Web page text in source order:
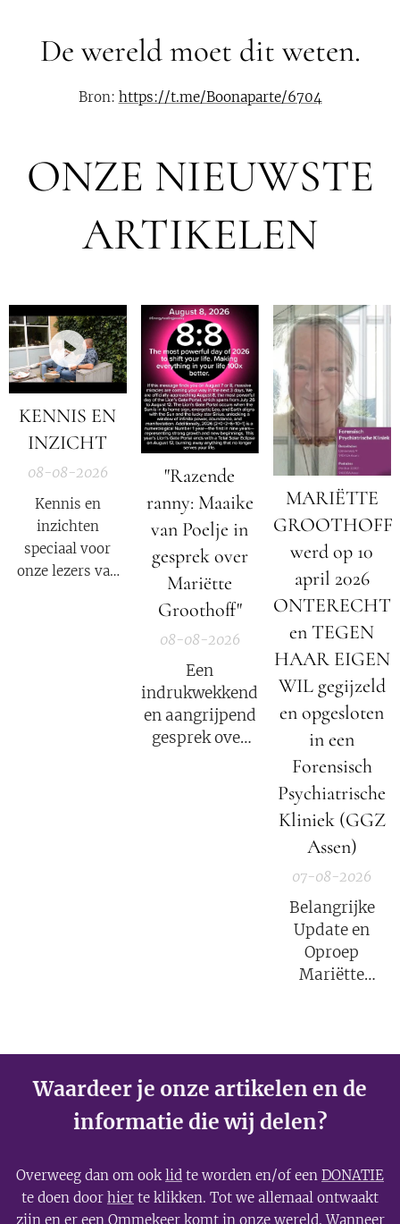
De wereld moet dit weten.
Bron: https://t.me/Boonaparte/6704
ONZE NIEUWSTE
ARTIKELEN
KENNIS EN
INZICHT
08-08-2026
Kennis en
inzichten
speciaal voor
onze lezers van
"Razende
ranny: Maaike
van Poelje in
gesprek over
Mariëtte
Groothoff"
08-08-2026
Een
indrukwekkend
en aangrijpend
gesprek over
MARIËTTE
GROOTHOFF
werd op 10
april 2026
ONTERECHT
en TEGEN
HAAR EIGEN
WIL gegijzeld
en opgesloten
in een
Forensisch
Psychiatrische
Kliniek (GGZ
Assen)
07-08-2026
Belangrijke
Update en
Oproep
Mariëtte
Waardeer je onze artikelen en de
informatie die wij delen?
Overweeg dan om ooklid te worden en/of een DONATIE
te doen door hier te klikken. Tot we allemaal ontwaakt
zijn en er een Ommekeer komt in onze wereld. Wanneer